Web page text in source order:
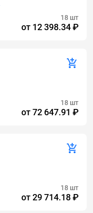
18 шт
от 12 398.34 ₽
18 шт
от72 647.91 ₽
18 шт
от29 714.18 ₽